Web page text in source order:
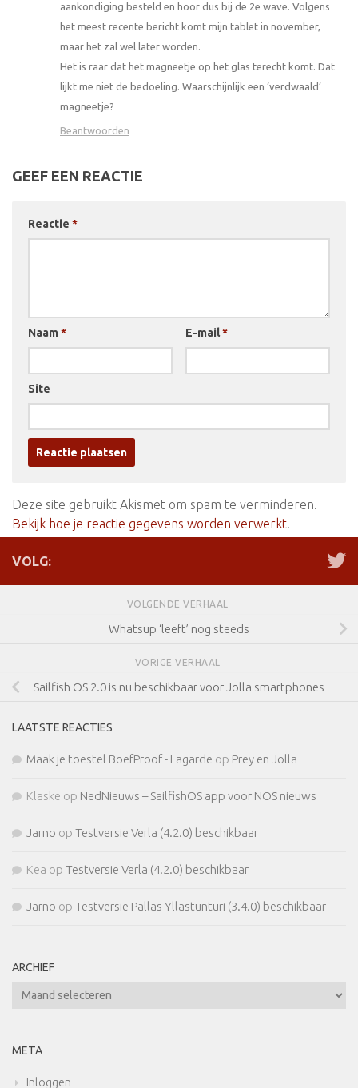
aankondiging besteld en hoor dus bij de 2e wave. Volgens
het meest recente bericht komt mijn tablet in november,
maar het zal wel later worden.
Het is raar dat het magneetje op het glas terecht komt. Dat
lijkt me niet de bedoeling. Waarschijnlijk een ‘verdwaald’
magneetje?
Beantwoorden
GEEF EEN REACTIE
Reactie *
Naam * E-mail*
Site
Deze site gebruikt Akismet om spam te verminderen.
Bekijk hoe je reactie gegevens worden verwerkt.
VOLG:
VOLGENDE VERHAAL
Whatsup ‘leeft’ nog steeds
VORIGE VERHAAL
Sailfish OS 2.0 is nu beschikbaar voor Jolla smartphones
LAATSTE REACTIES
Maak je toestel BoefProof - Lagarde op Prey en Jolla
Klaske op NedNieuws – SailfishOS app voor NOS nieuws
Jarno op Testversie Verla (4.2.0) beschikbaar
Kea op Testversie Verla (4.2.0) beschikbaar
Jarno op Testversie Pallas-Yllästunturi (3.4.0) beschikbaar
ARCHIEF
Archief
META
Inloggen